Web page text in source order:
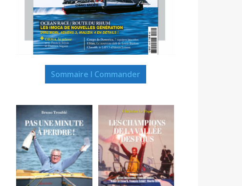
Sommaire I Commander